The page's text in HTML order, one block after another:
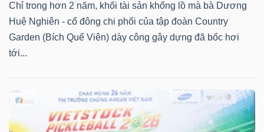
Chỉ trong hơn 2 năm, khối tài sản khổng lồ mà bà Dương
Huệ Nghiên - cổ đông chi phối của tập đoàn Country
Garden (Bích Quế Viên) dày công gây dựng đã bốc hơi
tới...
Truyền
thông
tài